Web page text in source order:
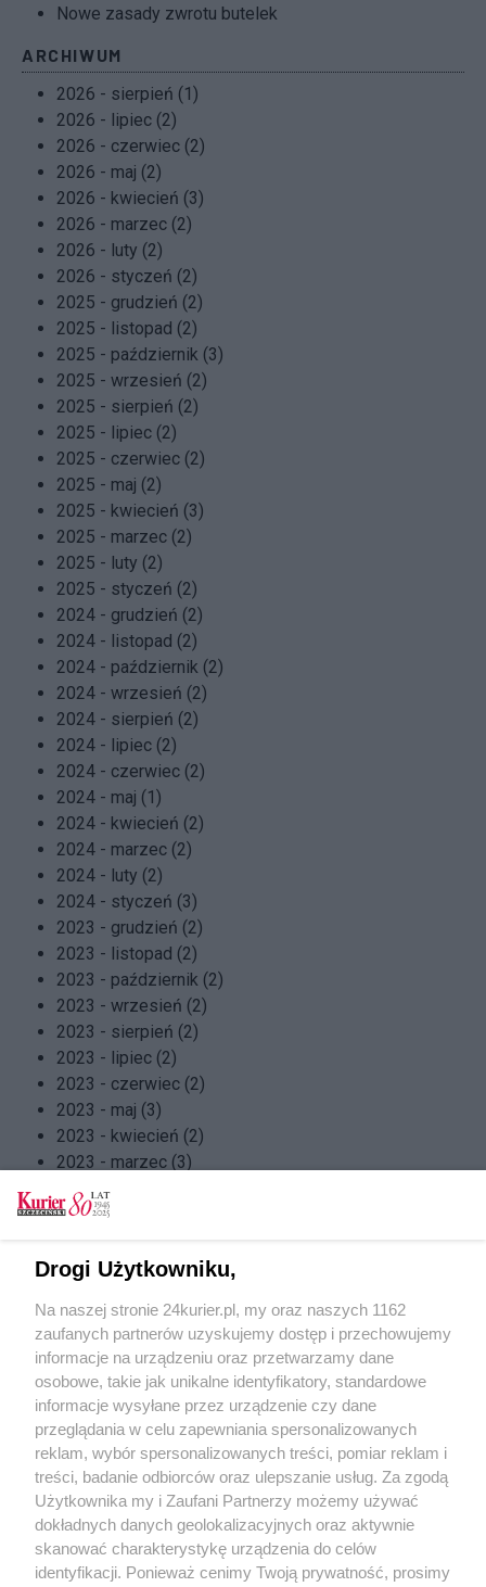
Nowe zasady zwrotu butelek
ARCHIWUM
2026 - sierpień (1)
2026 - lipiec (2)
2026 - czerwiec (2)
2026 - maj (2)
2026 - kwiecień (3)
2026 - marzec (2)
2026 - luty (2)
2026 - styczeń (2)
2025 - grudzień (2)
2025 - listopad (2)
2025 - październik (3)
2025 - wrzesień (2)
2025 - sierpień (2)
2025 - lipiec (2)
2025 - czerwiec (2)
2025 - maj (2)
2025 - kwiecień (3)
2025 - marzec (2)
2025 - luty (2)
2025 - styczeń (2)
2024 - grudzień (2)
2024 - listopad (2)
2024 - październik (2)
2024 - wrzesień (2)
2024 - sierpień (2)
2024 - lipiec (2)
2024 - czerwiec (2)
2024 - maj (1)
2024 - kwiecień (2)
2024 - marzec (2)
2024 - luty (2)
2024 - styczeń (3)
2023 - grudzień (2)
2023 - listopad (2)
2023 - październik (2)
2023 - wrzesień (2)
2023 - sierpień (2)
2023 - lipiec (2)
2023 - czerwiec (2)
2023 - maj (3)
2023 - kwiecień (2)
2023 - marzec (3)
2023 - luty (1)
2023 - styczeń (2)
2022 - listopad (3)
2022 - wrzesień (2)
2022 - sierpień (2)
2022 - lipiec (2)
2022 - czerwiec (3)
2022 - maj (1)
2022 - kwiecień (2)
2022 - marzec (2)
2022 - luty (1)
Drogi Użytkowniku,
Na naszej stronie 24kurier.pl, my oraz naszych 1162
zaufanych partnerów uzyskujemy dostęp i przechowujemy
informacje na urządzeniu oraz przetwarzamy dane
osobowe, takie jak unikalne identyfikatory, standardowe
informacje wysyłane przez urządzenie czy dane
przeglądania w celu zapewniania spersonalizowanych
reklam, wybór spersonalizowanych treści, pomiar reklam i
treści, badanie odbiorców oraz ulepszanie usług. Za zgodą
Użytkownika my i Zaufani Partnerzy możemy używać
dokładnych danych geolokalizacyjnych oraz aktywnie
skanować charakterystykę urządzenia do celów
identyfikacji. Ponieważ cenimy Twoją prywatność, prosimy